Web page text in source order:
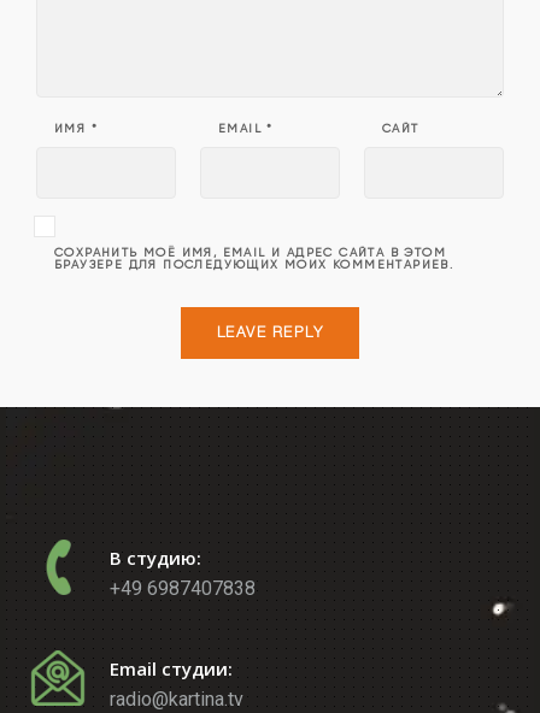
ИМЯ * EMAIL* САЙТ
СОХРАНИТЬ МОЁ ИМЯ, EMAIL И АДРЕС САЙТА В ЭТОМ
БРАУЗЕРЕ ДЛЯ ПОСЛЕДУЮЩИХ МОИХ КОММЕНТАРИЕВ.
В студию:
+49 6987407838
Email студии:
radio@kartina.tv